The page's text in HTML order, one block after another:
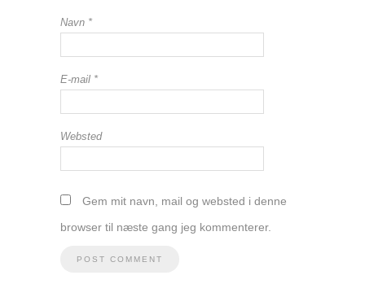
Navn *
E-mail *
Websted
Gem mit navn, mail og websted i denne
browser til næste gang jeg kommenterer.